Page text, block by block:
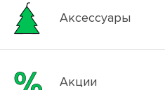
Аксессуары
Акции